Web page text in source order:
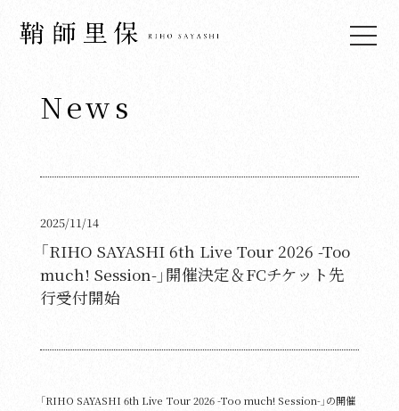
News
2025/11/14
「RIHO SAYASHI 6th Live Tour 2026 -Too
much! Session-」開催決定＆FCチケット先
行受付開始
「RIHO SAYASHI 6th Live Tour 2026 -Too much! Session-」の開催
Live & Events
Profile
Biography
Video
Fan Club